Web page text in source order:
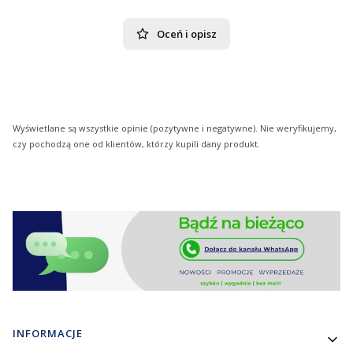
Oceń i opisz
Wyświetlane są wszystkie opinie (pozytywne i negatywne). Nie weryfikujemy,
czy pochodzą one od klientów, którzy kupili dany produkt.
Linki w stopce
INFORMACJE